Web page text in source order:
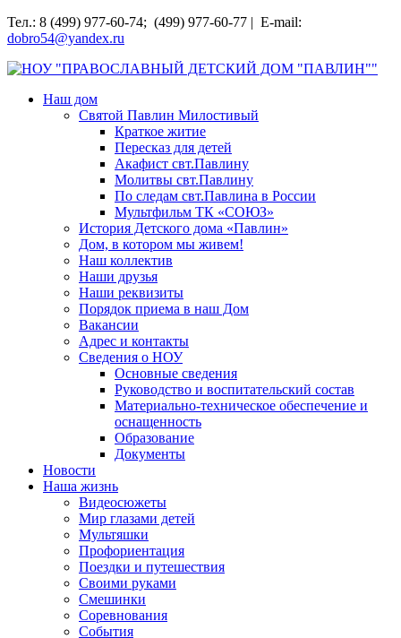
Перейти
к
Тел.: 8 (499) 977-60-74; (499) 977-60-77 | E-mail:
dobro54@yandex.ru
НОУ "ПРАВОСЛАВНЫЙ ДЕТСКИЙ ДОМ "ПАВЛИН""
Наш дом
Святой Павлин Милостивый
Краткое житие
Пересказ для детей
Акафист свт.Павлину
Молитвы свт.Павлину
По следам свт.Павлина в России
Мультфильм ТК «СОЮЗ»
История Детского дома «Павлин»
Дом, в котором мы живем!
Наш коллектив
Наши друзья
Наши реквизиты
Порядок приема в наш Дом
Вакансии
Адрес и контакты
Сведения о НОУ
Основные сведения
Руководство и воспитательский состав
Материально-техническое обеспечение и
оснащенность
Образование
Документы
Новости
Наша жизнь
Видеосюжеты
Мир глазами детей
Мультяшки
Профориентация
Поездки и путешествия
Своими руками
Смешинки
Соревнования
События